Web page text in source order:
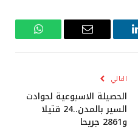
لينكدإن
البريد
واتساب
التالي
الحصيلة الاسبوعية لحوادت
السير بالمدن..24 قتيلا
و2861 جريحا